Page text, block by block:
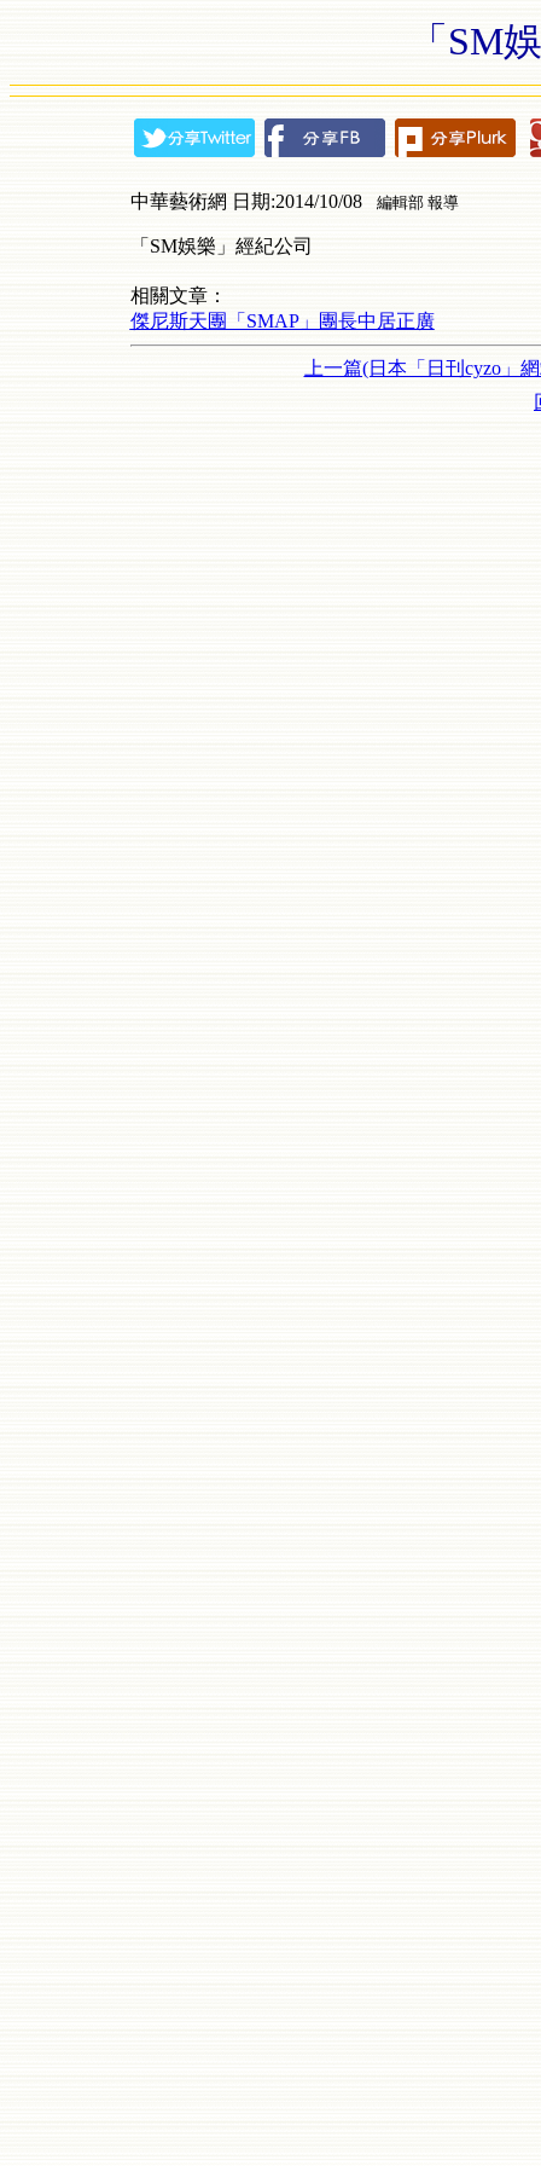
「SM
中華藝術網 日期:2014/10/08 編輯部 報導
「SM娛樂」經紀公司
相關文章：
傑尼斯天團「SMAP」團長中居正廣
上一篇(日本「日刊cyzo」